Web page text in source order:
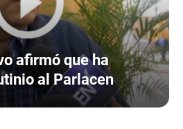
afirmó que ha
al Parlacen